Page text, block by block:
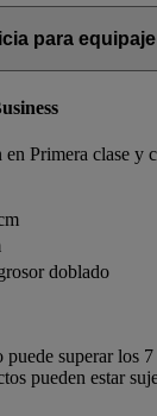
para
Primera clase y
doblado
puede superar los
pueden estar